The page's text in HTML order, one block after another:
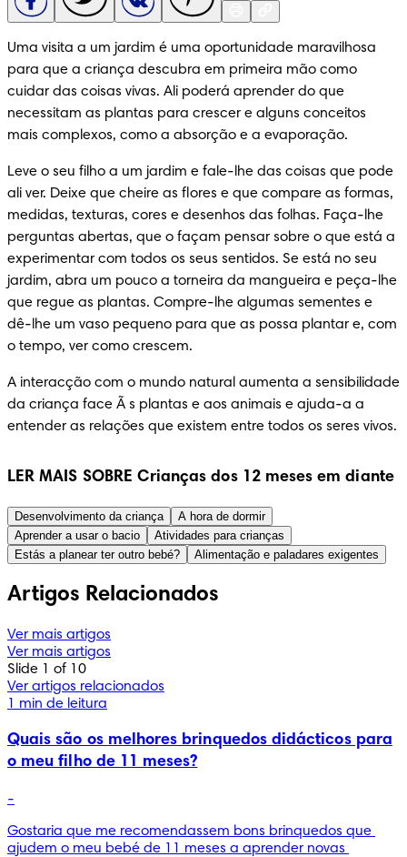
Uma visita a um jardim é uma oportunidade maravilhosa
para que a criança descubra em primeira mão como
cuidar das coisas vivas. Ali poderá aprender do que
necessitam as plantas para crescer e alguns conceitos
mais complexos, como a absorção e a evaporação.
Leve o seu filho a um jardim e fale-lhe das coisas que pode
ali ver. Deixe que cheire as flores e que compare as formas,
medidas, texturas, cores e desenhos das folhas. Faça-lhe
perguntas abertas, que o façam pensar sobre o que está a
experimentar com todos os seus sentidos. Se está no seu
jardim, abra um pouco a torneira da mangueira e peça-lhe
que regue as plantas. Compre-lhe algumas sementes e
dê-lhe um vaso pequeno para que as possa plantar e, com
o tempo, ver como crescem.
A interacção com o mundo natural aumenta a sensibilidade
da criança face Ã s plantas e aos animais e ajuda-a a
entender as relações que existem entre todos os seres vivos.
LER MAIS SOBRE Crianças dos 12 meses em diante
Desenvolvimento da criança
A hora de dormir
Aprender a usar o bacio
Atividades para crianças
Estás a planear ter outro bebé?
Alimentação e paladares exigentes
Artigos Relacionados
Ver mais artigos
Ver mais artigos
Slide 1 of 10
Ver artigos relacionados
1 min de leitura
Quais são os melhores brinquedos didácticos para
o meu filho de 11 meses?
-
Gostaria que me recomendassem bons brinquedos que
ajudem o meu bebé de 11 meses a aprender novas